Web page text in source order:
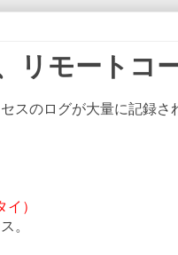
リモートコ
スのログが大量に記録さ
）
。